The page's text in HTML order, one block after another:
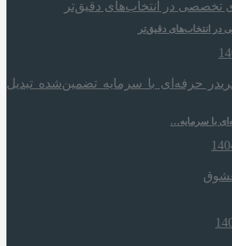
انتخاب‌های دقیق‌تر
با سرمایه…